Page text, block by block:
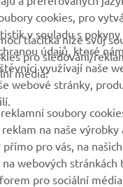
cookies, pro
v souladu s pokyny
údajů, které
využívají naše
webové stránky,
tlačítka níže svůj
pro sledování/
média:
soubory
na naše výrobky
přímo pro vás, na
na webových
pro sociální